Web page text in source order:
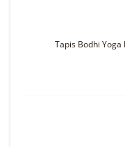
Tapis Bodhi